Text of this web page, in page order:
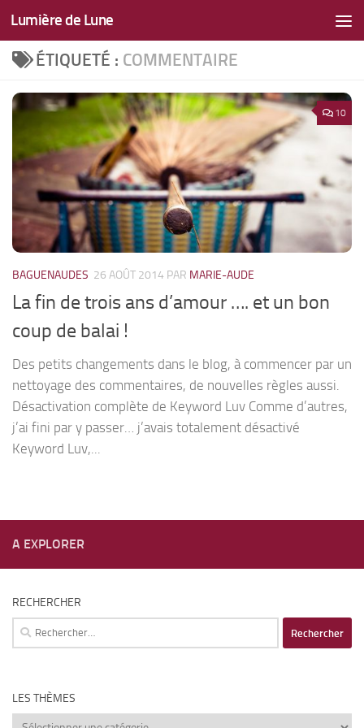
Skip to content
Lumière de Lune
ÉTIQUETÉ : COMMENTAIRE
10
BAGUENAUDES 26 AOÛT 2014 PAR MARIE-AUDE
La fin de trois ans d’amour …. et un bon
coup de balai !
Des petits changements dans le blog, à commencer par un
nettoyage des commentaires, de nouvelles règles aussi.
Désactivation complète de Keyword Luv Comme d’autres,
j’ai fini par y passer… j’avais totalement désactivé
Keyword Luv,...
A EXPLORER
RECHERCHER
Rechercher :
LES THÈMES
Les